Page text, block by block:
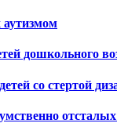
дошкольного
со стертой